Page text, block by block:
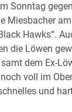
Sonntag
Miesbacher
Hawks“.
die Löwen
dem Ex-
voll im
und